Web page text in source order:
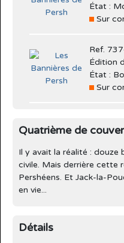
État :
Sur
Ref.
Édition
État :
Sur
Quatrième de
Il y avait la réalité : douze
civile. Mais derrière cette
Pershéens. Et Jack-la-
en vie...
Détails